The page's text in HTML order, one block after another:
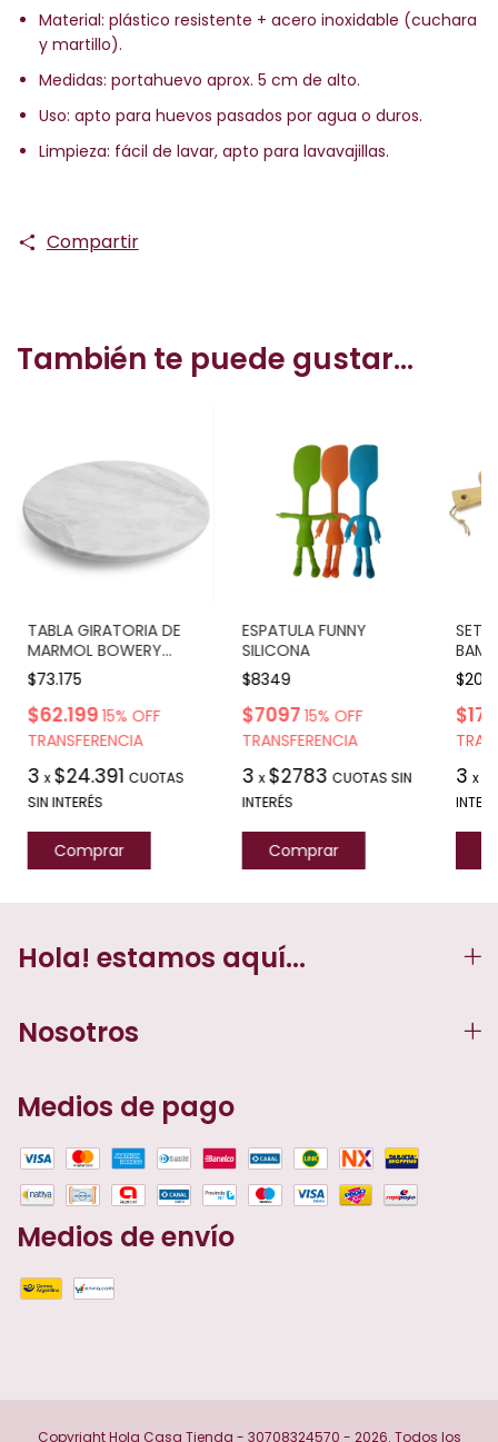
Material: plástico resistente + acero inoxidable (cuchara
y martillo).
Medidas: portahuevo aprox. 5 cm de alto.
Uso: apto para huevos pasados por agua o duros.
Limpieza: fácil de lavar, apto para lavavajillas.
Compartir
También te puede gustar...
TABLA GIRATORIA DE
MARMOL BOWERY
DIAM 30 CMS
$73.175
$62.19915% OFF
TRANSFERENCIA
3 x$24.391 CUOTAS
SIN INTERÉS
ESPATULA FUNNY
SILICONA
$8349
$709715% OFF
TRANSFERENCIA
3 x$2783 CUOTAS SIN
INTERÉS
SET
CON
3 x
Hola! estamos aquí...
Nosotros
Medios de pago
Medios de envío
Copyright Hola Casa Tienda - 30708324570 - 2026. Todos los